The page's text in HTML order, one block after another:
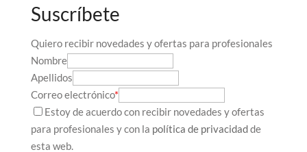
Suscríbete
Quiero recibir novedades y ofertas para profesionales
Nombre
Apellidos
Correo electrónico*
Estoy de acuerdo con recibir novedades y ofertas
para profesionales y con la política de privacidadde
esta web.